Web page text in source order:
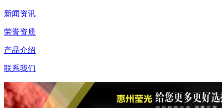
新闻资讯
荣誉资质
产品介绍
联系我们